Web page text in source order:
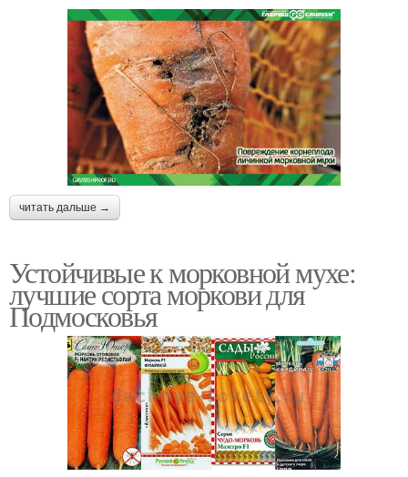
читать дальше →
Устойчивые к морковной мухе:
лучшие сорта моркови для
Подмосковья